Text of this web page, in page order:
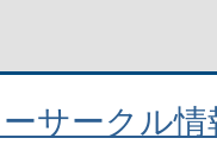
サークル